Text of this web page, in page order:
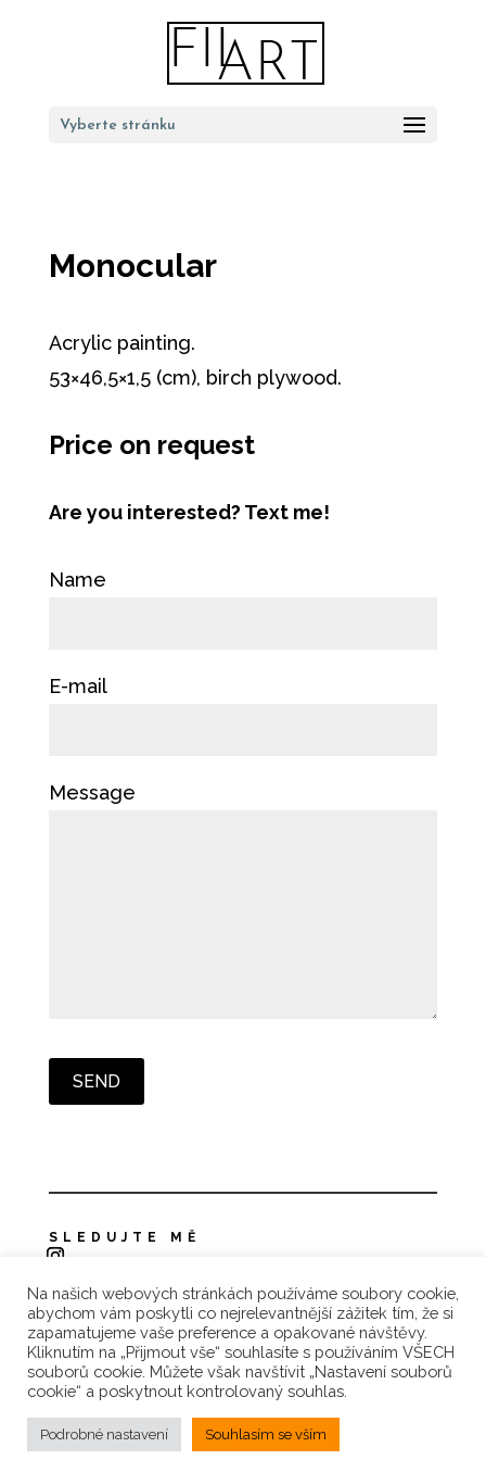
Vyberte stránku
Monocular
Acrylic painting.
53×46,5×1,5 (cm), birch plywood.
Price on request
Are you interested? Text me!
Name
E-mail
Message
SLEDUJTE MĚ
Zásady ochrany osobních údajů
Reklamace a vrácení zboží
Obchodní podmínky
Na našich webových stránkách používáme soubory cookie,
abychom vám poskytli co nejrelevantnější zážitek tím, že si
zapamatujeme vaše preference a opakované návštěvy.
Kliknutím na „Přijmout vše“ souhlasíte s používáním VŠECH
souborů cookie. Můžete však navštívit „Nastavení souborů
cookie“ a poskytnout kontrolovaný souhlas.
Podrobné nastavení Souhlasím se vším